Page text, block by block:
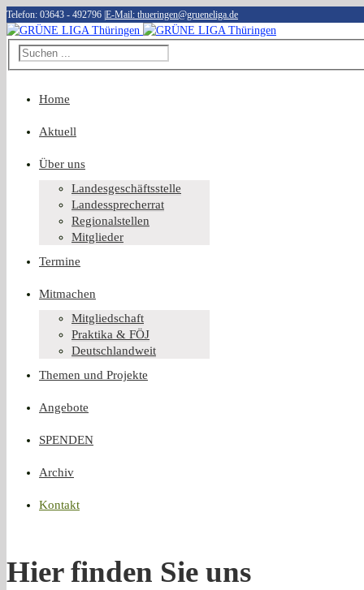
Telefon: 03643 - 492796 E-Mail: thueringen@grueneliga.de
Home
Aktuell
Über uns
Landesgeschäftsstelle
Landessprecherrat
Regionalstellen
Mitglieder
Termine
Mitmachen
Mitgliedschaft
Praktika & FÖJ
Deutschlandweit
Themen und Projekte
Angebote
SPENDEN
Archiv
Kontakt
Hier finden Sie uns